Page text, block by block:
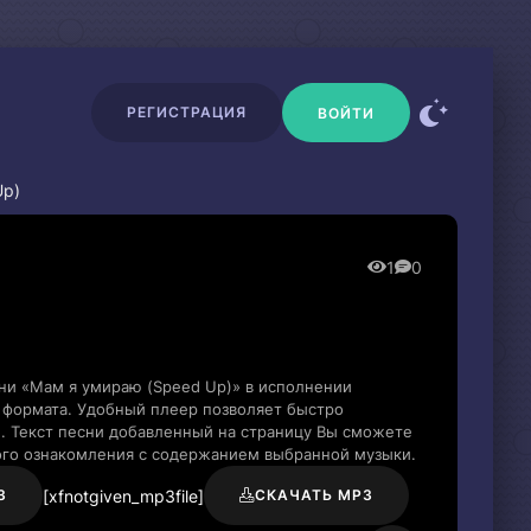
РЕГИСТРАЦИЯ ВОЙТИ
1 0
«Мам я умираю (Speed Up)» в исполнении
Удобный плеер позволяет быстро
Текст песни добавленный на страницу Вы сможете
ознакомления с содержанием выбранной музыки.
[xfnotgiven_mp3file] СКАЧАТЬ MP3